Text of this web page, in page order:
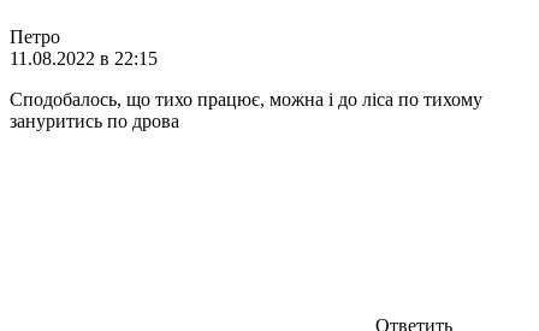
Петро
11.08.2022 в 22:15
Сподобалось, що тихо працює, можна і до ліса по тихому
зануритись по дрова
Ответить